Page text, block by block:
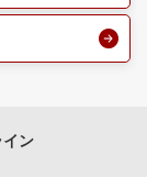
イン